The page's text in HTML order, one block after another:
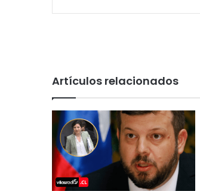
Artículos relacionados